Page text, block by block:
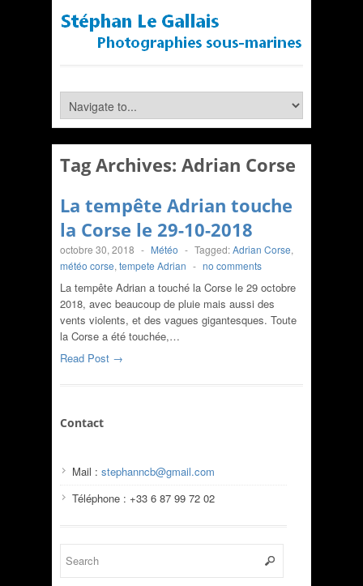
Tag Archives: Adrian Corse
La tempête Adrian touche
la Corse le 29-10-2018
octobre 30, 2018 - Météo - Tagged:Adrian Corse,
météo corse, tempete Adrian - no comments
La tempête Adrian a touché la Corse le 29 octobre
2018, avec beaucoup de pluie mais aussi des
vents violents, et des vagues gigantesques. Toute
la Corse a été touchée,…
Read Post →
Contact
Mail : stephanncb@gmail.com
Téléphone : +33 6 87 99 72 02